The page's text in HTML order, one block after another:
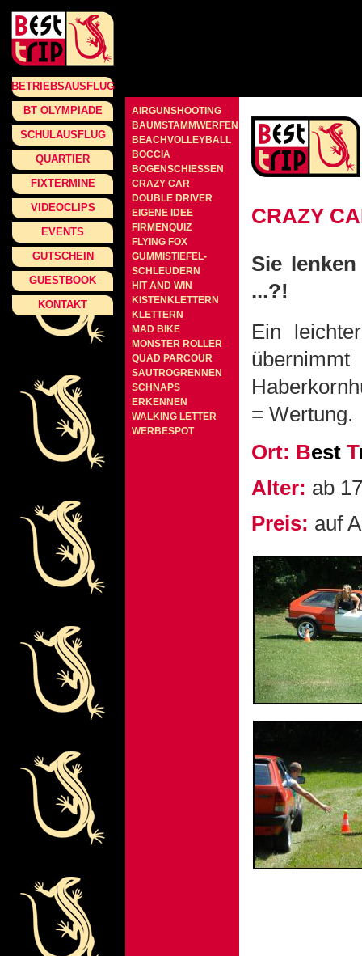
BETRIEBSAUSFLUG
BT OLYMPIADE
SCHULAUSFLUG
QUARTIER
FIXTERMINE
VIDEOCLIPS
EVENTS
GUTSCHEIN
GUESTBOOK
KONTAKT
AIRGUNSHOOTING
BAUMSTAMMWERFEN
BEACHVOLLEYBALL
BOCCIA
BOGENSCHIESSEN
CRAZY CAR
DOUBLE DRIVER
EIGENE IDEE
FIRMENQUIZ
FLYING FOX
GUMMISTIEFEL-
SCHLEUDERN
HIT AND WIN
KISTENKLETTERN
KLETTERN
MAD BIKE
MONSTER ROLLER
QUAD PARCOUR
SAUTROGRENNEN
SCHNAPS
ERKENNEN
WALKING LETTER
WERBESPOT
CRAZY
Sie
...?!
Ein
= Wertung.
Ort: Best T
Alter: ab
Preis: auf